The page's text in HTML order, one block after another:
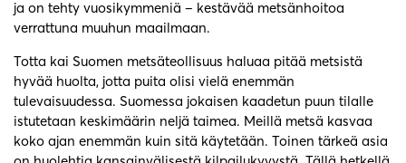
ja on tehty vuosikymmeniä – kestävää metsänhoitoa
verrattuna muuhun maailmaan.
Totta kai Suomen metsäteollisuus haluaa pitää metsistä
hyvää huolta, jotta puita olisi vielä enemmän
tulevaisuudessa. Suomessa jokaisen kaadetun puun tilalle
istutetaan keskimäärin neljä taimea. Meillä metsä kasvaa
koko ajan enemmän kuin sitä käytetään. Toinen tärkeä asia